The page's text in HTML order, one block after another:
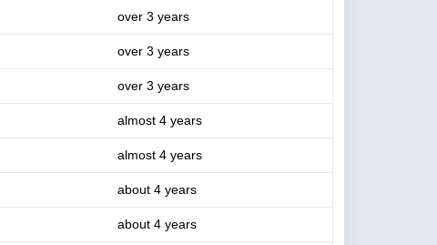
over 3 years
over 3 years
over 3 years
almost 4 years
almost 4 years
about 4 years
about 4 years